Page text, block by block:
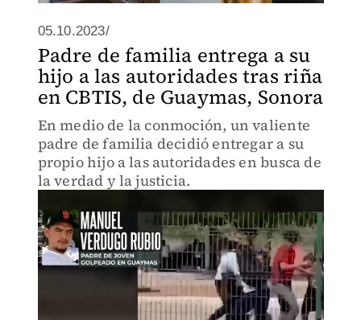
05.10.2023/
Padre de familia entrega a su
hijo a las autoridades tras riña
en CBTIS, de Guaymas, Sonora
En medio de la conmoción, un valiente
padre de familia decidió entregar a su
propio hijo a las autoridades en busca de
la verdad y la justicia.